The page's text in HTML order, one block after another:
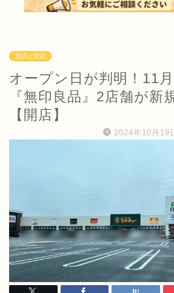
開店と閉店
オープン日が判明！11
『無印良品』2店舗が新
【開店】
2024年10月19